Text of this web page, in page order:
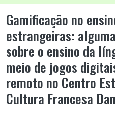
Gamificação no
estrangeiras:
sobre o ensino da
meio de jogos
remoto no Centro
Cultura Francesa